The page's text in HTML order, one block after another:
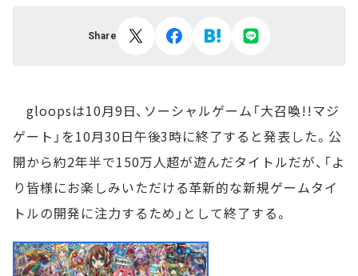
Share
gloopsは10月9日、ソーシャルゲーム「大召喚!!マジ
ゲート」を10月30日午後3時に終了すると発表した。公
開から約2年半で150万人超が遊んだタイトルだが、「よ
り皆様にお楽しみいただける革新的な新規ゲームタイ
トルの開発に注力するため」として終了する。